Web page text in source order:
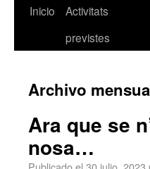
Inicio
Activitats
previstes
Archivo
Ara que se
nosa…